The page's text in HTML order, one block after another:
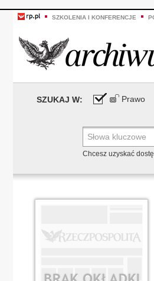
SZKOLENIA I KONFERENCJE
SZUKAJ W: Prawo
Chcesz uzyskać